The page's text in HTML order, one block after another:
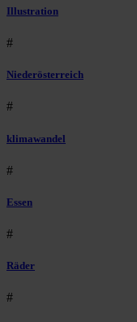
Illustration
#
Niederösterreich
#
klimawandel
#
Essen
#
Räder
#